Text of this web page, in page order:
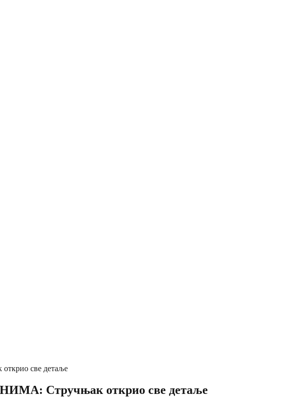
све детаље
Стручњак открио све детаље